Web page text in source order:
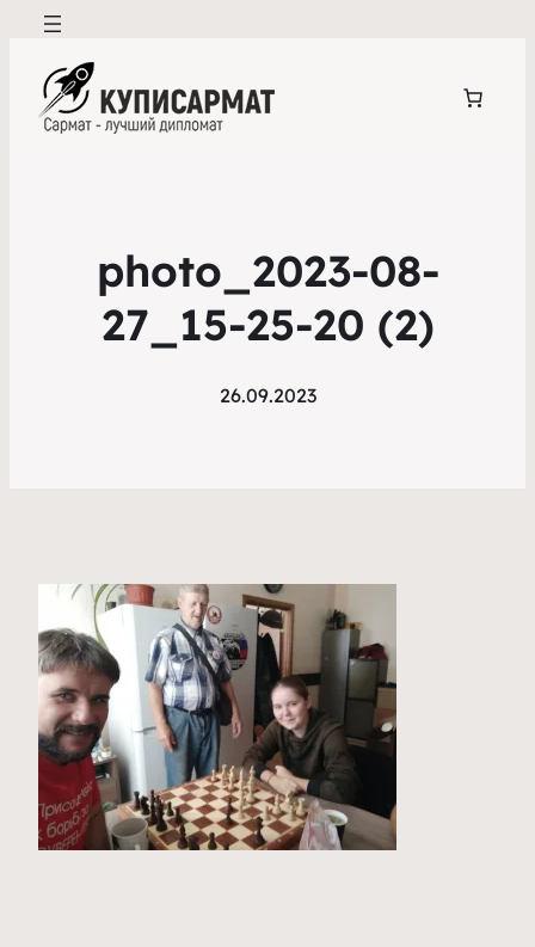
photo_2023-08-
27_15-25-20 (2)
26.09.2023